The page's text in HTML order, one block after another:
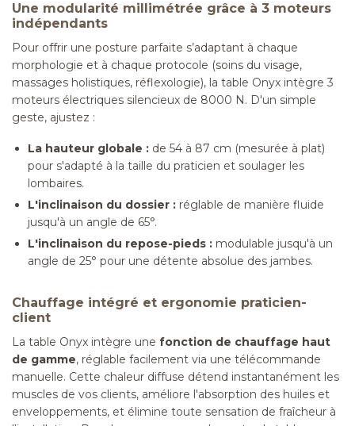
Une modularité millimétrée grâce à 3 moteurs
indépendants
Pour offrir une posture parfaite s’adaptant à chaque
morphologie et à chaque protocole (soins du visage,
massages holistiques, réflexologie), la table Onyx intègre 3
moteurs électriques silencieux de 8000 N. D'un simple
geste, ajustez :
La hauteur globale : de 54 à 87 cm (mesurée à plat)
pour s'adapté à la taille du praticien et soulager les
lombaires.
L'inclinaison du dossier : réglable de manière fluide
jusqu'à un angle de 65°.
L'inclinaison du repose-pieds : modulable jusqu'à un
angle de 25° pour une détente absolue des jambes.
Chauffage intégré et ergonomie praticien-
client
La table Onyx intègre une fonction de chauffage haut
de gamme, réglable facilement via une télécommande
manuelle. Cette chaleur diffuse détend instantanément les
muscles de vos clients, améliore l'absorption des huiles et
enveloppements, et élimine toute sensation de fraîcheur à